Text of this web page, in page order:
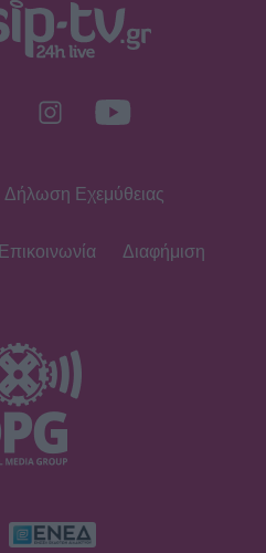
Δήλωση Εχεμύθειας
Επικοινωνία Διαφήμιση